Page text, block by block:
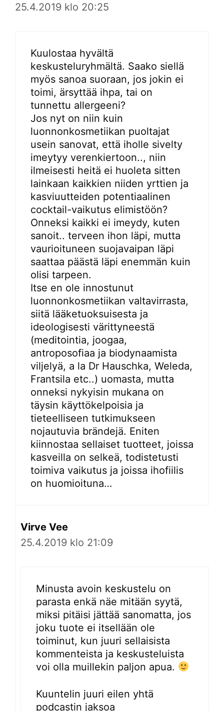
25.4.2019 klo 20:25
Kuulostaa hyvältä
keskusteluryhmältä. Saako siellä
myös sanoa suoraan, jos jokin ei
toimi, ärsyttää ihpa, tai on
tunnettu allergeeni?
Jos nyt on niin kuin
luonnonkosmetiikan puoltajat
usein sanovat, että iholle sivelty
imeytyy verenkiertoon.., niin
ilmeisesti heitä ei huoleta sitten
lainkaan kaikkien niiden yrttien ja
kasviuutteiden potentiaalinen
cocktail-vaikutus elimistöön?
Onneksi kaikki ei imeydy, kuten
sanoit.. terveen ihon läpi, mutta
vaurioituneen suojavaipan läpi
saattaa päästä läpi enemmän kuin
olisi tarpeen.
Itse en ole innostunut
luonnonkosmetiikan valtavirrasta,
siitä lääketuoksuisesta ja
ideologisesti värittyneestä
(meditointia, joogaa,
antroposofiaa ja biodynaamista
viljelyä, a la Dr Hauschka, Weleda,
Frantsila etc..) uomasta, mutta
onneksi nykyisin mukana on
täysin käyttökelpoisia ja
tieteelliseen tutkimukseen
nojautuvia brändejä. Eniten
kiinnostaa sellaiset tuotteet, joissa
kasveilla on selkeä, todistetusti
toimiva vaikutus ja joissa ihofiilis
on huomioituna…
Virve Vee
25.4.2019 klo 21:09
Minusta avoin keskustelu on
parasta enkä näe mitään syytä,
miksi pitäisi jättää sanomatta, jos
joku tuote ei itsellään ole
toiminut, kun juuri sellaisista
kommenteista ja keskusteluista
voi olla muillekin paljon apua.
Kuuntelin juuri eilen yhtä
podcastin jaksoa